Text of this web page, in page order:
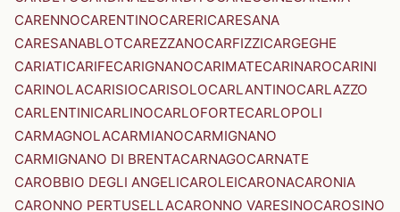
CARENNOCARENTINOCARERICARESANA
CARESANABLOTCAREZZANOCARFIZZICARGEGHE
CARIATICARIFECARIGNANOCARIMATECARINAROCARINI
CARINOLACARISIOCARISOLOCARLANTINOCARLAZZO
CARLENTINICARLINOCARLOFORTECARLOPOLI
CARMAGNOLACARMIANOCARMIGNANO
CARMIGNANO DI BRENTACARNAGOCARNATE
CAROBBIO DEGLI ANGELICAROLEICARONACARONIA
CARONNO PERTUSELLACARONNO VARESINOCAROSINO